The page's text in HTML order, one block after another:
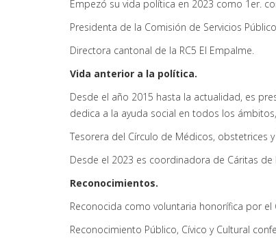
Empezó su vida política en 2023 como 1er.
Presidenta de la Comisión de Servicios
Directora cantonal de la RC5 El Empalme.
Vida anterior a la política.
Desde el año 2015 hasta la actualidad, es
dedica a la ayuda social en todos los
Tesorera del Círculo de Médicos, obstetrices
Desde el 2023 es coordinadora de Cáritas
Reconocimientos.
Reconocida como voluntaria honorífica por
Reconocimiento Público, Cívico y Cultural